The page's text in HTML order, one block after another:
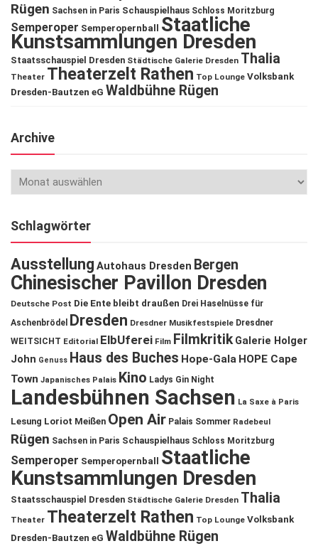
Rügen Sachsen in Paris Schauspielhaus Schloss Moritzburg
Semperoper Semperopernball Staatliche
Kunstsammlungen Dresden
Staatsschauspiel Dresden Städtische Galerie Dresden Thalia
Theater Theaterzelt Rathen Top Lounge Volksbank
Dresden-Bautzen eG Waldbühne Rügen
Archive
Schlagwörter
Ausstellung Autohaus Dresden Bergen
Chinesischer Pavillon Dresden
Deutsche Post Die Ente bleibt draußen Drei Haselnüsse für
Aschenbrödel
Dresden Dresdner Musikfestspiele Dresdner
WEITSICHT Editorial ElbUferei Film Filmkritik Galerie Holger
John Genuss Haus des Buches Hope-Gala HOPE Cape
Town Japanisches Palais Kino Ladys Gin Night
Landesbühnen Sachsen La Saxe à Paris
Lesung Loriot Meißen Open Air Palais Sommer Radebeul
Rügen Sachsen in Paris Schauspielhaus Schloss Moritzburg
Semperoper Semperopernball
Staatliche
Kunstsammlungen Dresden
Staatsschauspiel Dresden Städtische Galerie Dresden Thalia
Theater Theaterzelt Rathen Top Lounge Volksbank
Dresden-Bautzen eG Waldbühne Rügen